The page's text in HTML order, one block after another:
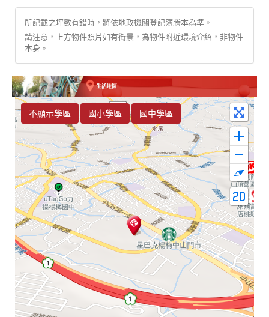
所記載之坪數有錯時，將依地政機關登記簿謄本為準。
請注意，上方物件照片如有街景，為物件附近環境介紹，非物件
本身。
不顯示學區 國小學區 國中學區